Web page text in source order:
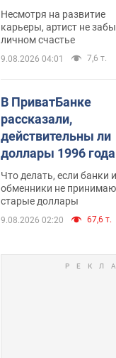
как они выглядят
Несмотря на развитие
карьеры, артист не
личном счастье
9.08.2026 04:01 7,6 т.
В ПриватБанке
рассказали,
действительны ли
доллары 1996
принимают ли
обменники и банки
такие купюры
Что делать, если банки и
обменники не
старые доллары
9.08.2026 02:20 67,6 т.